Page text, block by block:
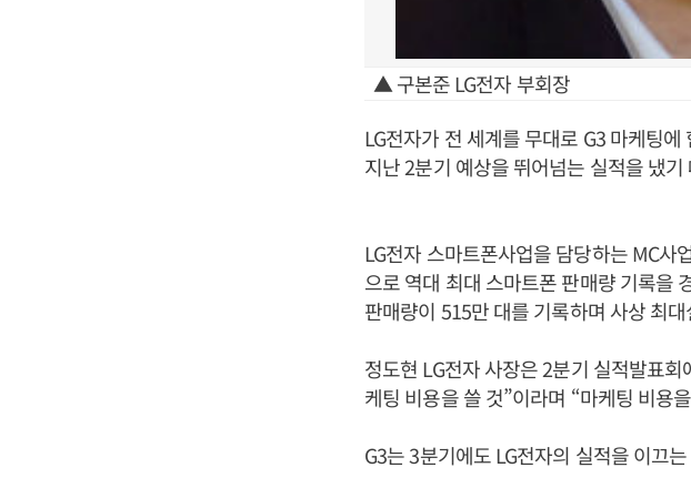
▲ 구본준 LG전자 부회장
LG전자가 전 세계를 무대로 G3 마케팅
지난 2분기 예상을 뛰어넘는 실적을 냈기
LG전자 스마트폰사업을 담당하는 MC
으로 역대 최대 스마트폰 판매량 기록을
판매량이 515만 대를 기록하며 사상 최
정도현 LG전자 사장은 2분기 실적발표
케팅 비용을 쓸 것”이라며 “마케팅 비용
G3는 3분기에도 LG전자의 실적을 이끄